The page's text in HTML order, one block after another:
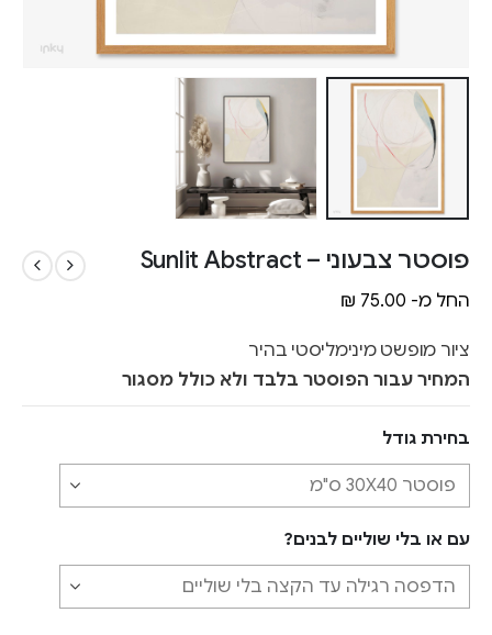
פוסטר צבעוני – Sunlit Abstract
החל מ- ₪ 75.00
ציור מופשט מינימליסטי בהיר
המחיר עבור הפוסטר בלבד ולא כולל מסגור
בחירת גודל
עם או בלי שוליים לבנים?